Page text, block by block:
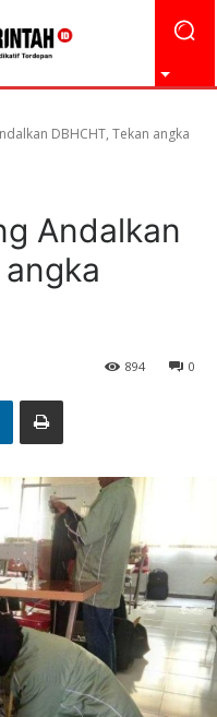
DBHCHT, Tekan angka
Andalkan
0
894